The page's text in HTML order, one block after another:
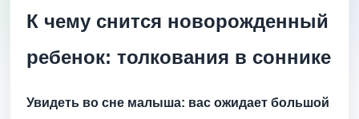
К чему снится новорожденный
ребенок: толкования в соннике
Увидеть во сне малыша: вас ожидает большой